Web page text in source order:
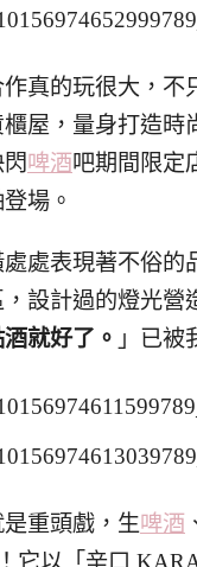
真的玩很大，不
屋，量身打造
啤酒吧期間限定
場。
處表現著不俗
設計過的燈光營
就好了。 」已被
重頭戲，生啤酒
它以「辛口